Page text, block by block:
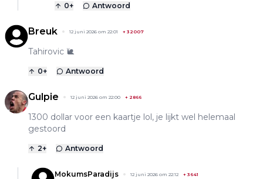
0+ Antwoord
Breuk 12 juni 2026 om 22:01 + 32007
Tahirovic 🐌
0+ Antwoord
Gulpie 12 juni 2026 om 22:00 + 2866
1300 dollar voor een kaartje lol, je lijkt wel helemaal
gestoord
2+ Antwoord
MokumsParadijs 12 juni 2026 om 22:12 + 3641